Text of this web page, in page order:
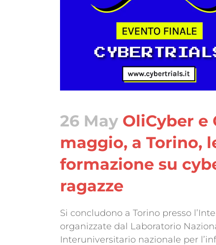
26 May OliCyber e
maggio, a Torino,
formazione su
ragazze
Si concludono a Torino presso
organizzate dal Laboratorio
Interuniversitario nazionale per